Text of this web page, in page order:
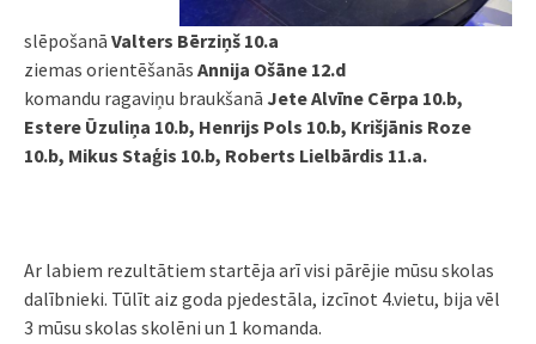
slēpošanā Valters Bērziņš 10.a
ziemas orientēšanās Annija Ošāne 12.d
komandu ragaviņu braukšanā Jete Alvīne Cērpa 10.b,
Estere Ūzuliņa 10.b, Henrijs Pols 10.b, Krišjānis Roze
10.b, Mikus Staģis 10.b, Roberts Lielbārdis 11.a.
Ar labiem rezultātiem startēja arī visi pārējie mūsu skolas
dalībnieki. Tūlīt aiz goda pjedestāla, izcīnot 4.vietu, bija vēl
3 mūsu skolas skolēni un 1 komanda.